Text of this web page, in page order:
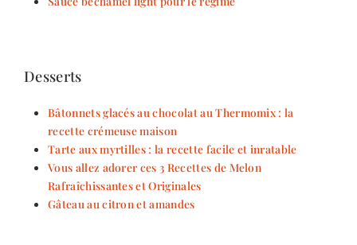
Desserts
Bâtonnets glacés au chocolat au Thermomix : la
recette crémeuse maison
Tarte aux myrtilles : la recette facile et inratable
Vous allez adorer ces 3 Recettes de Melon
Rafraîchissantes et Originales
Gâteau au citron et amandes